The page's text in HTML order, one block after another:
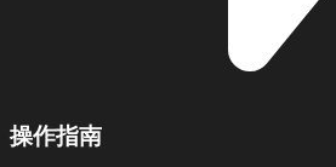
操作指南